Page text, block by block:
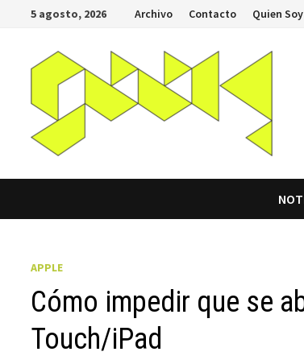
Saltar
contenido
5 agosto, 2026 Archivo Contacto Quien Soy
APPLE
Cómo impedir que se
Touch/iPad